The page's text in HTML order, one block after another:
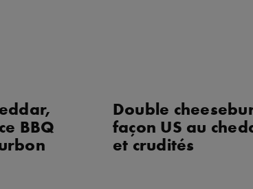
BBQ
Double
façon US au
et crudités